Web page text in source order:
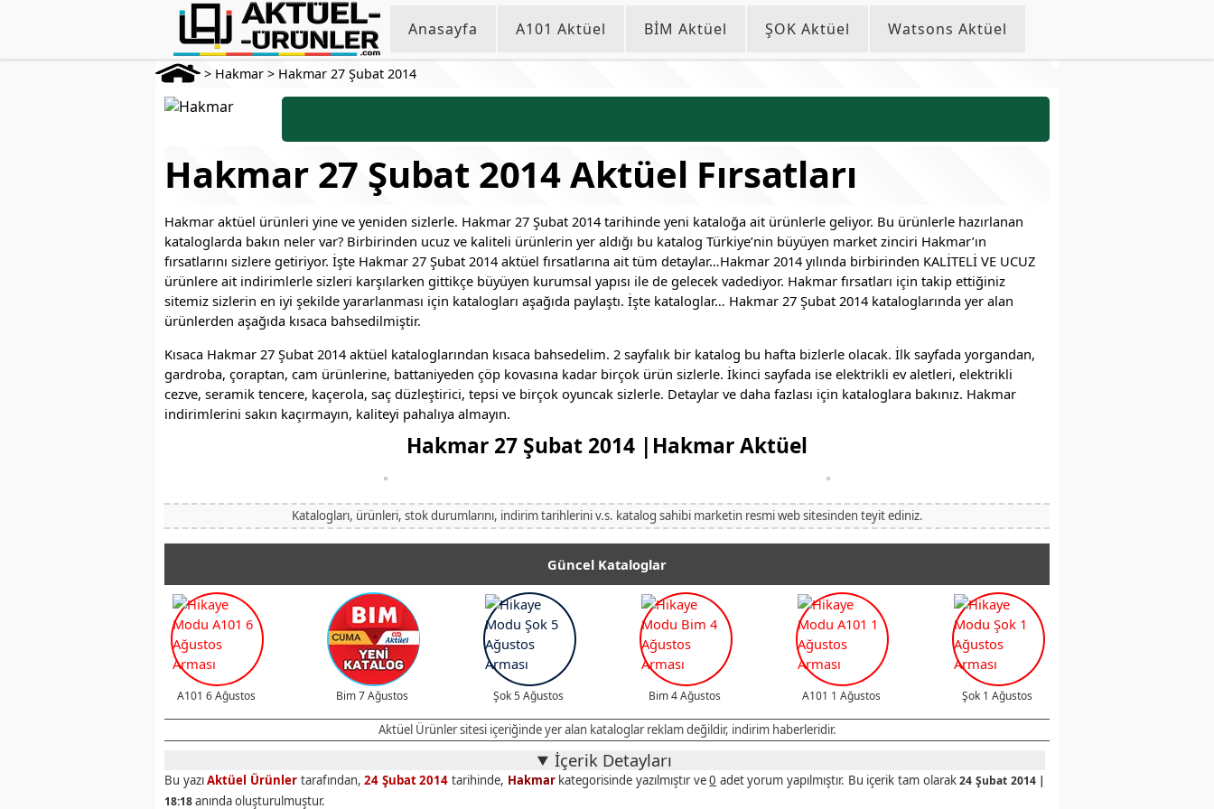
Anasayfa A101 Aktüel BİM Aktüel ŞOK Aktüel Watsons Aktüel
> Hakmar > Hakmar 27 Şubat 2014
Hakmar 27 Şubat 2014 Aktüel Fırsatları
Hakmar aktüel ürünleri yine ve yeniden sizlerle. Hakmar 27 Şubat 2014 tarihinde yeni kataloğa ait ürünlerle geliyor. Bu ürünlerle hazırlanan
kataloglarda bakın neler var? Birbirinden ucuz ve kaliteli ürünlerin yer aldığı bu katalog Türkiye’nin büyüyen market zinciri Hakmar’ın
fırsatlarını sizlere getiriyor. İşte Hakmar 27 Şubat 2014 aktüel fırsatlarına ait tüm detaylar…Hakmar 2014 yılında birbirinden KALİTELİ VE UCUZ
ürünlere ait indirimlerle sizleri karşılarken gittikçe büyüyen kurumsal yapısı ile de gelecek vadediyor. Hakmar fırsatları için takip ettiğiniz
sitemiz sizlerin en iyi şekilde yararlanması için katalogları aşağıda paylaştı. İşte kataloglar… Hakmar 27 Şubat 2014 kataloglarında yer alan
ürünlerden aşağıda kısaca bahsedilmiştir.
Kısaca Hakmar 27 Şubat 2014 aktüel kataloglarından kısaca bahsedelim. 2 sayfalık bir katalog bu hafta bizlerle olacak. İlk sayfada yorgandan,
gardroba, çoraptan, cam ürünlerine, battaniyeden çöp kovasına kadar birçok ürün sizlerle. İkinci sayfada ise elektrikli ev aletleri, elektrikli
cezve, seramik tencere, kaçerola, saç düzleştirici, tepsi ve birçok oyuncak sizlerle. Detaylar ve daha fazlası için kataloglara bakınız. Hakmar
indirimlerini sakın kaçırmayın, kaliteyi pahalıya almayın.
Hakmar 27 Şubat 2014 |Hakmar Aktüel
Katalogları, ürünleri, stok durumlarını, indirim tarihlerini v.s. katalog sahibi marketin resmi web sitesinden teyit ediniz.
Güncel Kataloglar
A101 6 Ağustos Bim 7 Ağustos Şok 5 Ağustos Bim 4 Ağustos A101 1 Ağustos Şok 1 Ağustos
Aktüel Ürünler sitesi içeriğinde yer alan kataloglar reklam değildir, indirim haberleridir.
İçerik Detayları
Bu yazıAktüel Ürünlertarafından,24 Şubat 2014 tarihinde, Hakmarkategorisinde yazılmıştır ve0 adet yorum yapılmıştır. Bu içerik tam olarak24 Şubat 2014 |
18:18anında oluşturulmuştur.